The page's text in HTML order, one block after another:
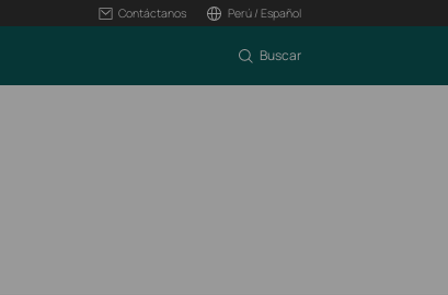
Contáctanos Perú / Español
Buscar